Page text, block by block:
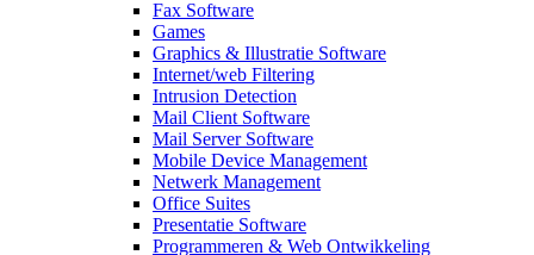
Fax Software
Games
Graphics & Illustratie Software
Internet/web Filtering
Intrusion Detection
Mail Client Software
Mail Server Software
Mobile Device Management
Netwerk Management
Office Suites
Presentatie Software
Programmeren & Web Ontwikkeling